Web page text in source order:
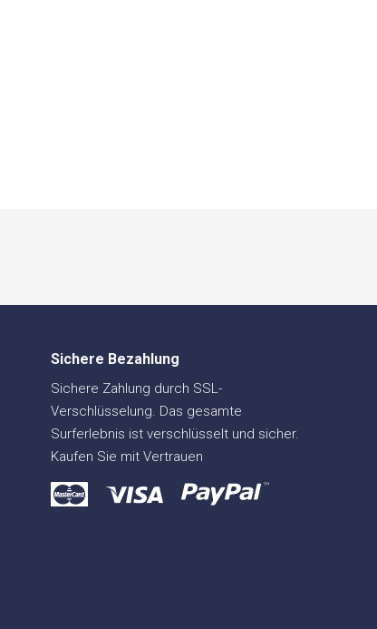
Sichere Bezahlung
Sichere Zahlung durch SSL-
Verschlüsselung. Das gesamte
Surferlebnis ist verschlüsselt und sicher.
Kaufen Sie mit Vertrauen